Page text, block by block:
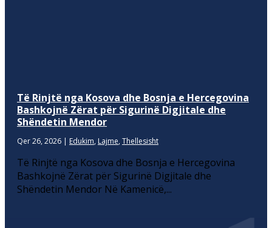
Të Rinjtë nga Kosova dhe Bosnja e Hercegovina
Bashkojnë Zërat për Sigurinë Digjitale dhe
Shëndetin Mendor
Qer 26, 2026 | Edukim, Lajme, Thellesisht
Të Rinjtë nga Kosova dhe Bosnja e Hercegovina
Bashkojnë Zërat për Sigurinë Digjitale dhe
Shëndetin Mendor Në Kamenicë,...